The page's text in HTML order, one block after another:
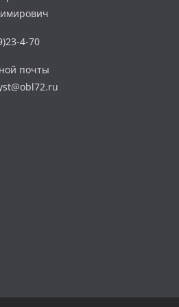
4-70
почты